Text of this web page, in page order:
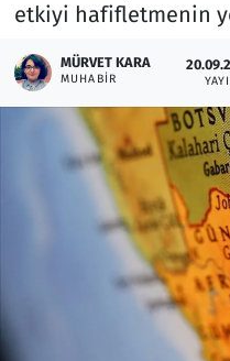
etkiyi hafifletmenin
MÜRVET KARA
MUHABIR
Otomobil
Oyun
Ramazan
Resmi İlanlar
Rüya Tabirleri
Savunma Sanayi